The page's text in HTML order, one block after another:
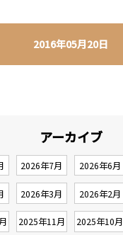
2016年05月20日
アーカイブ
2026年7月 2026年6月
2026年3月 2026年2月
2025年11月 2025年10月